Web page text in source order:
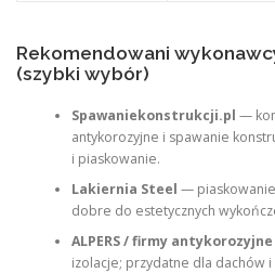
Rekomendowani
(szybki wybór)
Spawaniekonstrukcji.pl —
antykorozyjne i spawanie
i piaskowanie.
Lakiernia Steel —
dobre do estetycznych
ALPERS / firmy antykorozyjne
izolacje; przydatne dla dachów i